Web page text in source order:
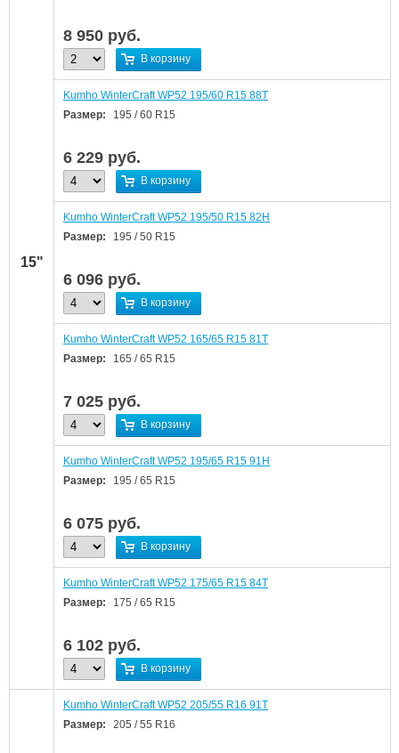
15"
8 950 руб.
В корзину
Kumho WinterCraft WP52 195/60 R15 88T
Размер:
195 / 60 R15
6 229 руб.
В корзину
Kumho WinterCraft WP52 195/50 R15 82H
Размер:
195 / 50 R15
6 096 руб.
В корзину
Kumho WinterCraft WP52 165/65 R15 81T
Размер:
165 / 65 R15
7 025 руб.
В корзину
Kumho WinterCraft WP52 195/65 R15 91H
Размер:
195 / 65 R15
6 075 руб.
В корзину
Kumho WinterCraft WP52 175/65 R15 84T
Размер:
175 / 65 R15
6 102 руб.
В корзину
Kumho WinterCraft WP52 205/55 R16 91T
Размер:
205 / 55 R16